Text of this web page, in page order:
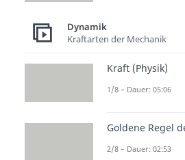
Dynamik
Kraftarten der Mechanik
Kraft (Physik)
1/8 – Dauer: 05:06
Goldene Regel
2/8 – Dauer: 02:53